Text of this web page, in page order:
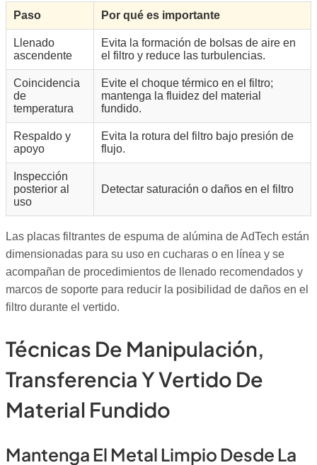
Paso Por qué es importante
Llenado
ascendente
Evita la formación de bolsas de aire en
el filtro y reduce las turbulencias.
Coincidencia
de
temperatura
Evite el choque térmico en el filtro;
mantenga la fluidez del material
fundido.
Respaldo y
apoyo
Evita la rotura del filtro bajo presión de
flujo.
Inspección
posterior al
uso
Detectar saturación o daños en el filtro
Las placas filtrantes de espuma de alúmina de AdTech están
dimensionadas para su uso en cucharas o en línea y se
acompañan de procedimientos de llenado recomendados y
marcos de soporte para reducir la posibilidad de daños en el
filtro durante el vertido.
Técnicas De Manipulación,
Transferencia Y Vertido De
Material Fundido
Mantenga El Metal Limpio Desde La